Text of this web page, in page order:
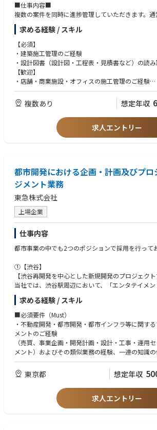
■仕事内容■
複数の案件を同時に進捗管理していただきます。
程度を手掛けていただく、いわば「司令塔」のポジ
さんやディベロッパーさんをうまくコントロールし
きます。
・設計/積算/営業担当者との打ち合わせ
・施工予定物件の現地調査
・協力業者の手配・打ち合わせ
・予算・原価管理
・仕上がりの品質管理
・現場の安全管理 など
アパレル雑貨等の物販店、ドラッグストアなどの量
てきております。オフィス施工管理の経験者も同時
求める経験 / スキル
【必須】
・建築施工管理のご経験
・設計図書（設計図・工程表・見積書など）の読み
【歓迎】
・店舗・商業施設・オフィスの施工管理のご経験
・飲食業の内装設計施工に関するご経験・設備に
・1級/2級建築施工管理技士
複数あり 想定年収
求人エントリー
都市開発における企画・計画及びプロ
ジメント業務
東急株式会社
上場企業
仕事内容
都市事業の中でも2つのポジションで採用を行って
①【渋谷】
【渋谷再開発を中心とした新規開発のプロジェクト
当社では、渋谷駅周辺において、「エンタテイメン
「広域渋谷圏（GreaterSHIBUYA）構想」の２つの
ビジネスの創出や、さまざまなエンタテイメントの
に惹きつける街を目指し、都市基盤整備も含めた大
しています。今後は、これまで掲げてきた２つの
く」「遊ぶ」「暮らす」の３要素の融合と相乗効果
か体験できない「渋谷型都市ライフ」の実現に資
発の商品企画、運営企画を中心としたプロジェクト
https://www.tokyu.co.jp/shibuya-redevelopment/
・不動産開発プロジェクトの事業企画、開発計画、
設計、施工に関するプロジェクト・マネジメント
・不動産開発プロジェクトにおけるオフィス、商業
求める経験 / スキル
■必須要件（Must）
・不動産開発・都市開発・都市インフラ等に関す
メントのご経験
（売買、事業企画・開発計画・設計・工事・運用
メント）およびその類似業務の経験、一連の知識の
・行政諸官庁との都市計画関連協議や、共同事業
業推進のご経験
・不動産の企画・提案・営業活動のご経験
■希望条件（Want）
・大小にかかわらず何らかのプロジェクトをマネジ
東京都 想定年収
求人エントリー